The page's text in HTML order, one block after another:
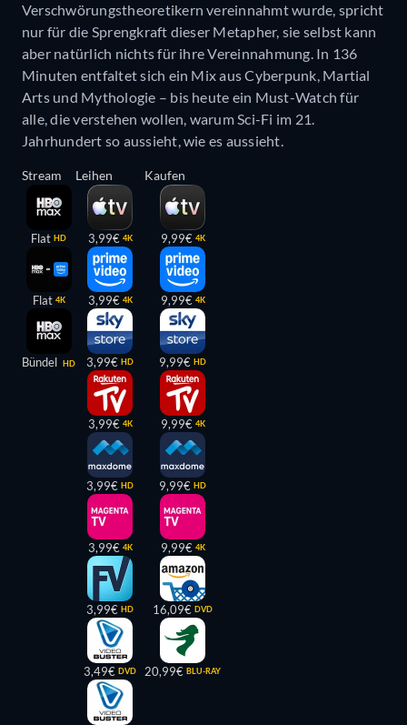
Verschwörungstheoretikern vereinnahmt wurde, spricht
nur für die Sprengkraft dieser Metapher, sie selbst kann
aber natürlich nichts für ihre Vereinnahmung. In 136
Minuten entfaltet sich ein Mix aus Cyberpunk, Martial
Arts und Mythologie – bis heute ein Must-Watch für
alle, die verstehen wollen, warum Sci-Fi im 21.
Jahrhundert so aussieht, wie es aussieht.
Stream
Flat HD
Flat 4K
Bündel HD
Leihen
3,99€ 4K
3,99€ 4K
3,99€ HD
3,99€ 4K
3,99€ HD
3,99€ 4K
3,99€ HD
3,49€ DVD
Kaufen
9,99€ 4K
9,99€ 4K
9,99€ HD
9,99€ 4K
9,99€ HD
9,99€ 4K
16,09€ DVD
20,99€ BLU-RAY